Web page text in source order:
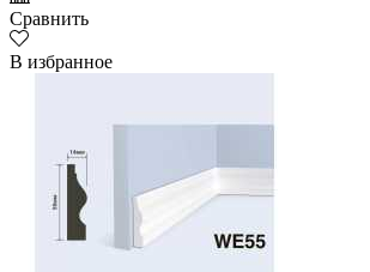
Сравнить
В избранное